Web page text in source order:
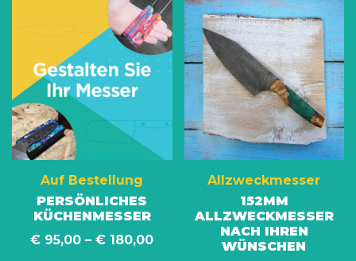
Auf Bestellung
PERSÖNLICHES
KÜCHENMESSER
€ 95,00 –€ 180,00
Allzweckmesser
152MM
ALLZWECKMESSER
NACH IHREN
WÜNSCHEN